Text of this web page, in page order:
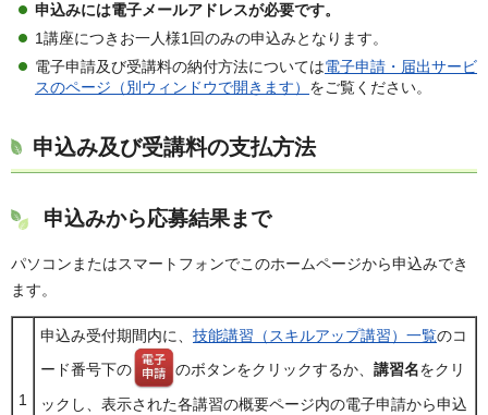
申込みには電子メールアドレスが必要です。
1講座につきお一人様1回のみの申込みとなります。
電子申請及び受講料の納付方法については電子申請・届出サービ
スのページ（別ウィンドウで開きます） をご覧ください。
申込み及び受講料の支払方法
申込みから応募結果まで
パソコンまたはスマートフォンでこのホームページから申込みでき
ます。
1
申込み受付期間内に、 技能講習（スキルアップ講習）一覧のコ
ード番号下の
のボタンをクリックするか、 講習名をクリ
ックし、表示された各講習の概要ページ内の電子申請から申込